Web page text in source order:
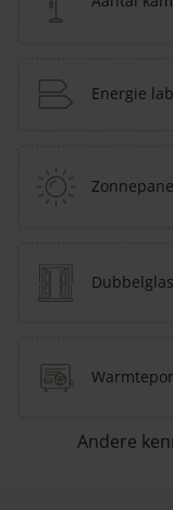
Energie
Andere